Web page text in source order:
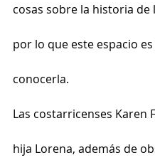
cosas sobre la historia de
por lo que este espacio
conocerla.
Las costarricenses Karen
hija Lorena, además de